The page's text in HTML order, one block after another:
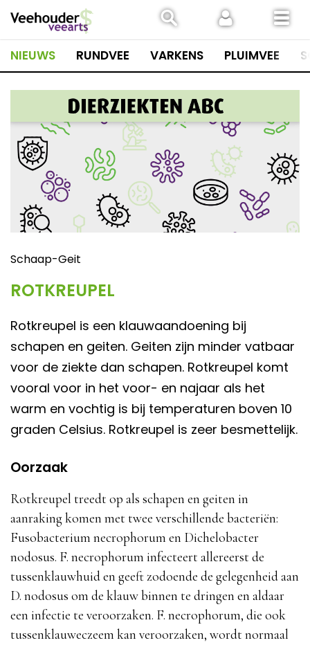
naar
inhoud
NIEUWS RUNDVEE VARKENS PLUIMVEE
Schaap-Geit
ROTKREUPEL
Rotkreupel is een klauwaandoening bij
schapen en geiten. Geiten zijn minder vatbaar
voor de ziekte dan schapen. Rotkreupel komt
vooral voor in het voor- en najaar als het
warm en vochtig is bij temperaturen boven 10
graden Celsius. Rotkreupel is zeer besmettelijk.
Oorzaak
Rotkreupel treedt op als schapen en geiten in
aanraking komen met twee verschillende bacteriën:
Fusobacterium necrophorum en Dichelobacter
nodosus. F. necrophorum infecteert allereerst de
tussenklauwhuid en geeft zodoende de gelegenheid aan
D. nodosus om de klauw binnen te dringen en aldaar
een infectie te veroorzaken. F. necrophorum, die ook
tussenklauweczeem kan veroorzaken, wordt normaal